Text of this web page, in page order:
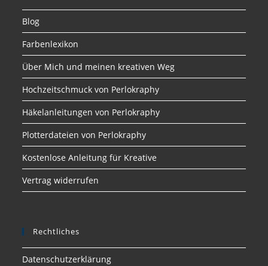
Blog
Farbenlexikon
Über Mich und meinen kreativen Weg
Hochzeitschmuck von Perlokraphy
Häkelanleitungen von Perlokraphy
Plotterdateien von Perlokraphy
Kostenlose Anleitung für Kreative
Vertrag widerrufen
Rechtliches
Datenschutzerklärung